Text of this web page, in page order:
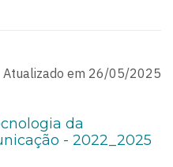
Atualizado em 26/05/2025
da
- 2022_2025